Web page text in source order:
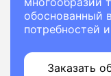
обоснованный
потребностей
Заказать